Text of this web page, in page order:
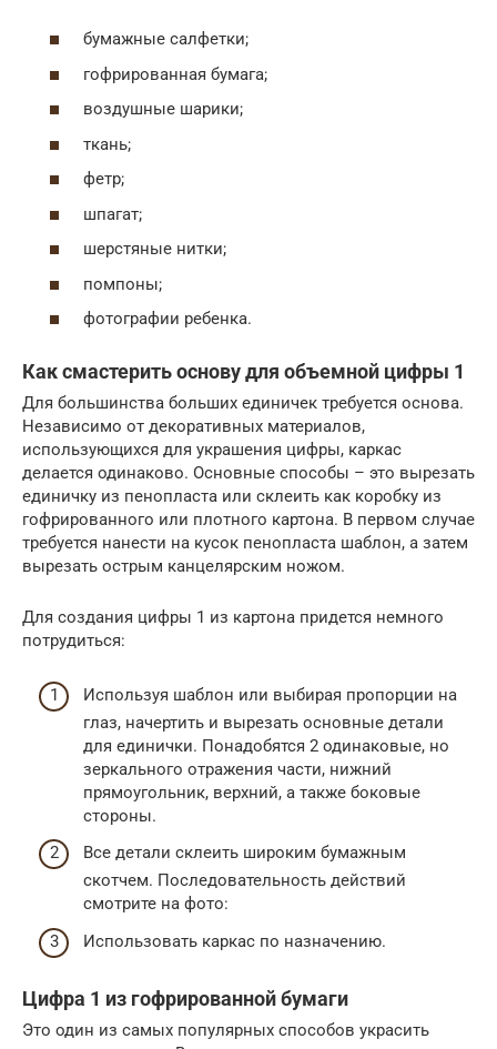
бумажные салфетки;
гофрированная бумага;
воздушные шарики;
ткань;
фетр;
шпагат;
шерстяные нитки;
помпоны;
фотографии ребенка.
Как смастерить основу для объемной цифры 1
Для большинства больших единичек требуется основа.
Независимо от декоративных материалов,
использующихся для украшения цифры, каркас
делается одинаково. Основные способы – это вырезать
единичку из пенопласта или склеить как коробку из
гофрированного или плотного картона. В первом случае
требуется нанести на кусок пенопласта шаблон, а затем
вырезать острым канцелярским ножом.
Для создания цифры 1 из картона придется немного
потрудиться:
Используя шаблон или выбирая пропорции на
глаз, начертить и вырезать основные детали
для единички. Понадобятся 2 одинаковые, но
зеркального отражения части, нижний
прямоугольник, верхний, а также боковые
стороны.
Все детали склеить широким бумажным
скотчем. Последовательность действий
смотрите на фото:
Использовать каркас по назначению.
Цифра 1 из гофрированной бумаги
Это один из самых популярных способов украсить